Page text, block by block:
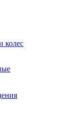
колес